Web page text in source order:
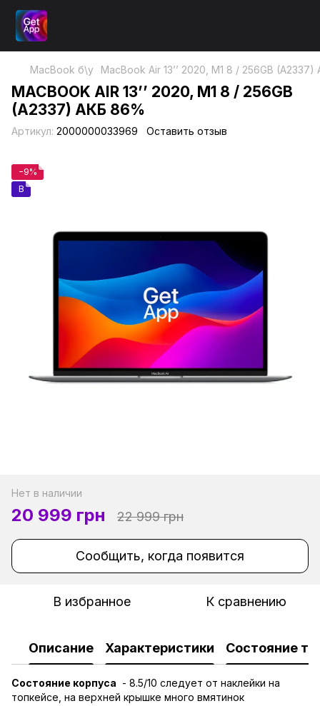
MacBook б\у MacBook Air 13’’ 2020, М1 8 / 256GB
MACBOOK AIR 13’’ 2020, М1 8 / 256GB
(A2337) АКБ 86%
Артикул: 2000000033969 Оставить отзыв
−9%
B
Нет в наличии
20 999 грн 22 999 грн
Сообщить, когда появится
В избранное К сравнению
Описание Характеристики Состояние
Состояние корпуса - 8.5/10 следует от наклейки на
топкейсе, на верхней крышке много вмятинок